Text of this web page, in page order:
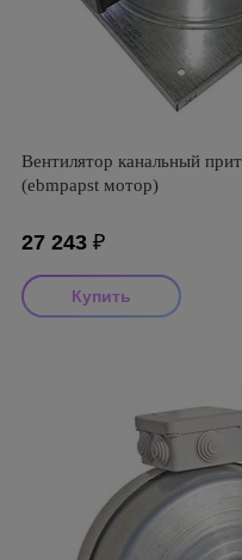
Вентилятор канальный
(ebmpapst мотор)
27 243 ₽